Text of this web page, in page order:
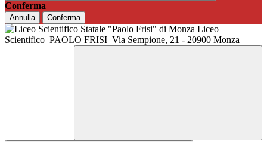
Conferma
Annulla Conferma
Liceo
Scientifico PAOLO FRISI Via Sempione, 21 - 20900 Monza